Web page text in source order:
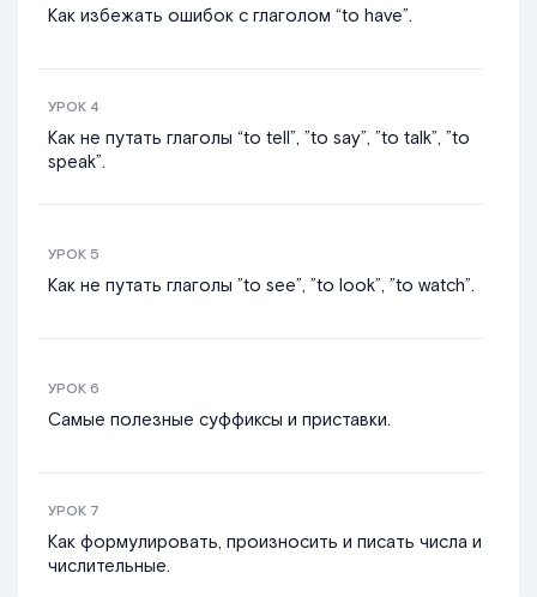
Как избежать ошибок с глаголом “to have”.
УРОК 4
Как не путать глаголы “to tell”, ”to say”, ”to talk”, ”to
speak”.
УРОК 5
Как не путать глаголы ”to see”, ”to look”, ”to watch”.
УРОК 6
Самые полезные суффиксы и приставки.
УРОК 7
Как формулировать, произносить и писать числа и
числительные.